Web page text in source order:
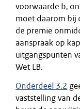
voorwaarde b,
moet daarom bij
de premie
aanspraak op
uitgangspunten
Wet LB.
Onderdeel 3.2
vaststelling van